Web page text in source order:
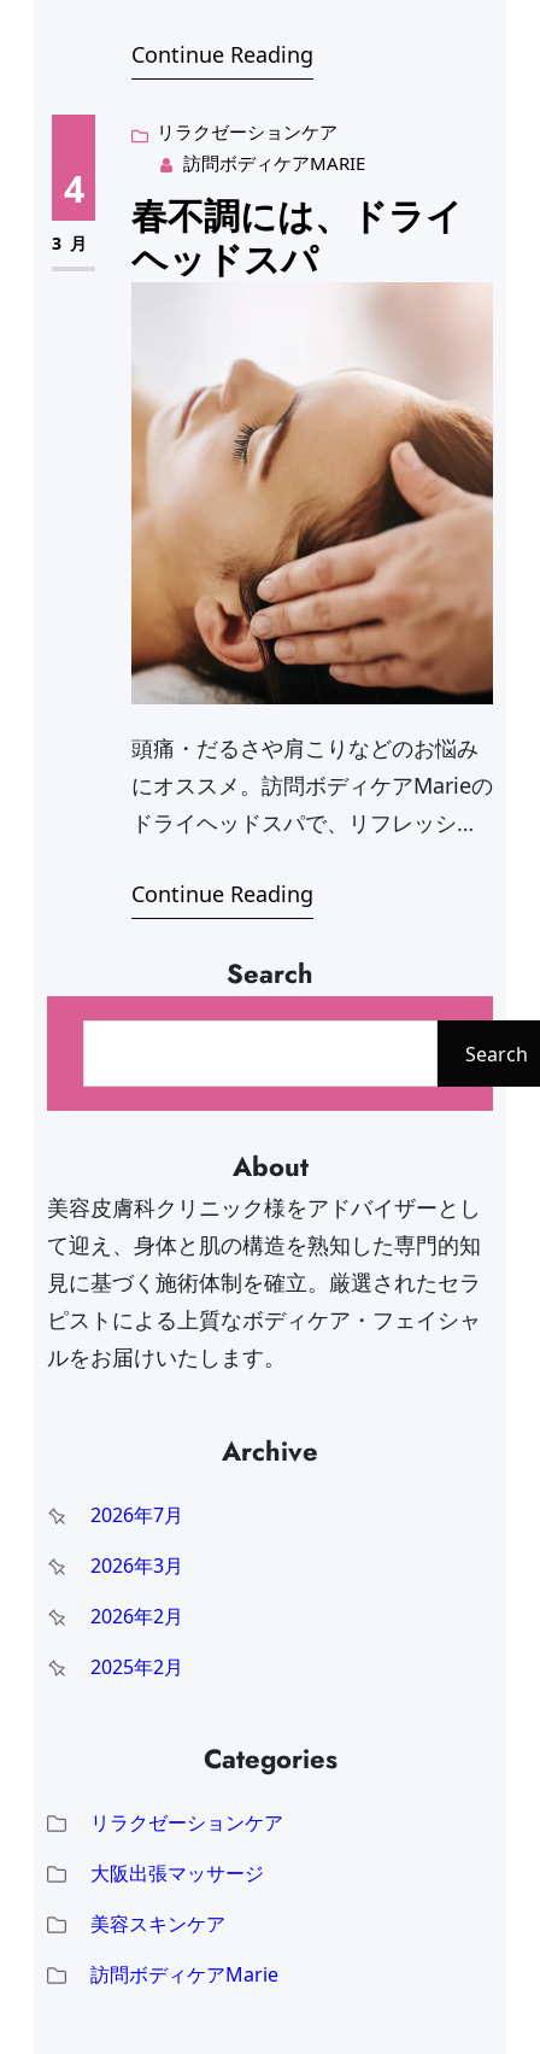
Continue Reading
4
3月
リラクゼーションケア
訪問ボディケアMARIE
春不調には、ドライ
ヘッドスパ
頭痛・だるさや肩こりなどのお悩み
にオススメ。訪問ボディケアMarieの
ドライヘッドスパで、リフレッシュ
Continue Reading
Search
Search
About
美容皮膚科クリニック様をアドバイザーとし
て迎え、身体と肌の構造を熟知した専門的知
見に基づく施術体制を確立。厳選されたセラ
ピストによる上質なボディケア・フェイシャ
ルをお届けいたします。
Archive
2026年7月
2026年3月
2026年2月
2025年2月
Categories
リラクゼーションケア
大阪出張マッサージ
美容スキンケア
訪問ボディケアMarie